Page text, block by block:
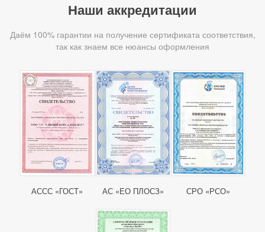
Наши аккредитации
Даём 100% гарантии на получение сертификата соответствия,
так как знаем все нюансы оформления
АССС «ГОСТ» АС «ЕО ПЛОСЗ» СРО «РСО»